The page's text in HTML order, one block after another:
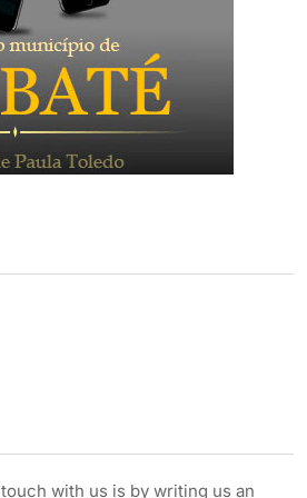
with us is by writing us an